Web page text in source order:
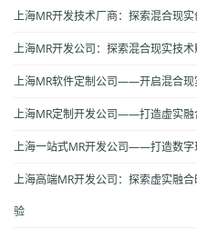
上海MR开发技术厂商：探索混合现
上海MR开发公司：探索混合现实技
上海MR软件定制公司——开启混合现
上海MR定制开发公司——打造虚实融
上海一站式MR开发公司——打造数字
上海高端MR开发公司：探索虚实融
验